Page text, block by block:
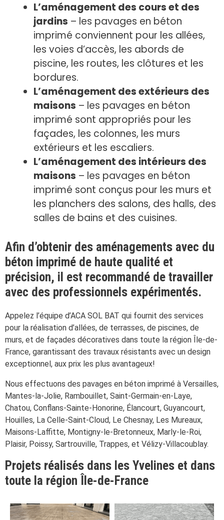
L’aménagement des cours et des
jardins – les pavages en béton
imprimé conviennent pour les allées,
les voies d’accès, les abords de
piscine, les routes, les clôtures et les
bordures.
L’aménagement des extérieurs des
maisons – les pavages en béton
imprimé sont appropriés pour les
façades, les colonnes, les murs
extérieurs et les escaliers.
L’aménagement des intérieurs des
maisons – les pavages en béton
imprimé sont conçus pour les murs et
les planchers des salons, des halls, des
salles de bains et des cuisines.
Afin d’obtenir des aménagements avec du
béton imprimé de haute qualité et
précision, il est recommandé de travailler
avec des professionnels expérimentés.
Appelez l’équipe d’ACA SOL BAT qui fournit des services
pour la réalisation d’allées, de terrasses, de piscines, de
murs, et de façades décoratives dans toute la région Île-de-
France, garantissant des travaux résistants avec un design
exceptionnel, aux prix les plus avantageux!
Nous effectuons des pavages en béton imprimé à Versailles,
Mantes-la-Jolie, Rambouillet, Saint-Germain-en-Laye,
Chatou, Conflans-Sainte-Honorine, Élancourt, Guyancourt,
Houilles, La Celle-Saint-Cloud, Le Chesnay, Les Mureaux,
Maisons-Laffitte, Montigny-le-Bretonneux, Marly-le-Roi,
Plaisir, Poissy, Sartrouville, Trappes, et Vélizy-Villacoublay.
Projets réalisés dans les Yvelines et dans
toute la région Île-de-France